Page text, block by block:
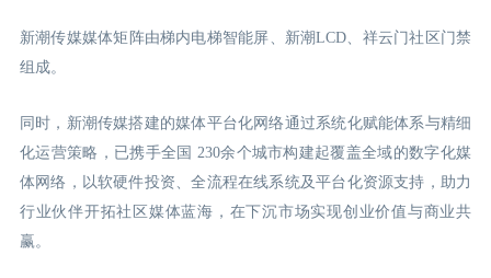
新潮传媒媒体矩阵由梯内电梯智能屏、新潮LCD、祥云门社区门禁
组成。
同时，新潮传媒搭建的媒体平台化网络通过系统化赋能体系与精细
化运营策略，已携手全国 230余个城市构建起覆盖全域的数字化媒
体网络，以软硬件投资、全流程在线系统及平台化资源支持，助力
行业伙伴开拓社区媒体蓝海，在下沉市场实现创业价值与商业共
赢。